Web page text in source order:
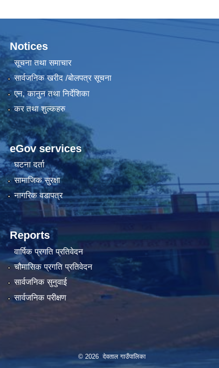
Notices
सूचना तथा समाचार
सार्वजनिक खरीद /बोलपत्र सूचना
एन, कानुन तथा निर्देशिका
कर तथा शुल्कहरु
eGov services
घटना दर्ता
सामाजिक सुरक्षा
नागरिक वडापत्र
Reports
वार्षिक प्रगति प्रतिवेदन
चौमासिक प्रगति प्रतिवेदन
सार्वजनिक सुनुवाई
सार्वजनिक परीक्षण
© 2026 देवताल गाउँपालिका